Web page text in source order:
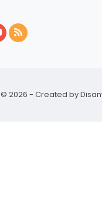
© 2026 - Created by